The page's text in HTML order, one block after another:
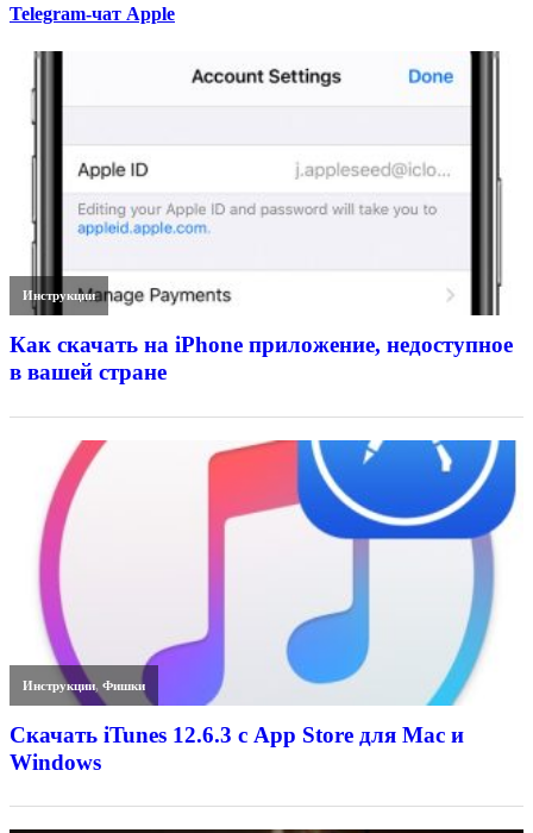
Telegram-чат Apple
Инструкции
Как скачать на iPhone приложение, недоступное
в вашей стране
Инструкции,Фишки
Скачать iTunes 12.6.3 с App Store для Mac и
Windows